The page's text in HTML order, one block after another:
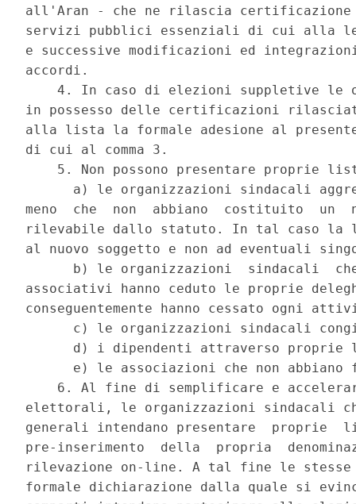
all'Aran - che ne rilascia certificazione
servizi pubblici essenziali di cui alla
e successive modificazioni ed
accordi.
4. In caso di elezioni suppletive le
in possesso delle certificazioni
alla lista la formale adesione al
di cui al comma 3.
5. Non possono presentare proprie
a) le organizzazioni sindacali
meno  che  non  abbiano  costituito  un
rilevabile dallo statuto. In tal caso la
al nuovo soggetto e non ad eventuali
b) le organizzazioni  sindacali
associativi hanno ceduto le proprie
conseguentemente hanno cessato ogni
c) le organizzazioni sindacali
d) i dipendenti attraverso proprie
e) le associazioni che non abbiano
6. Al fine di semplificare e
elettorali, le organizzazioni sindacali
generali intendano presentare  proprie
pre-inserimento  della  propria
rilevazione on-line. A tal fine le stesse
formale dichiarazione dalla quale si